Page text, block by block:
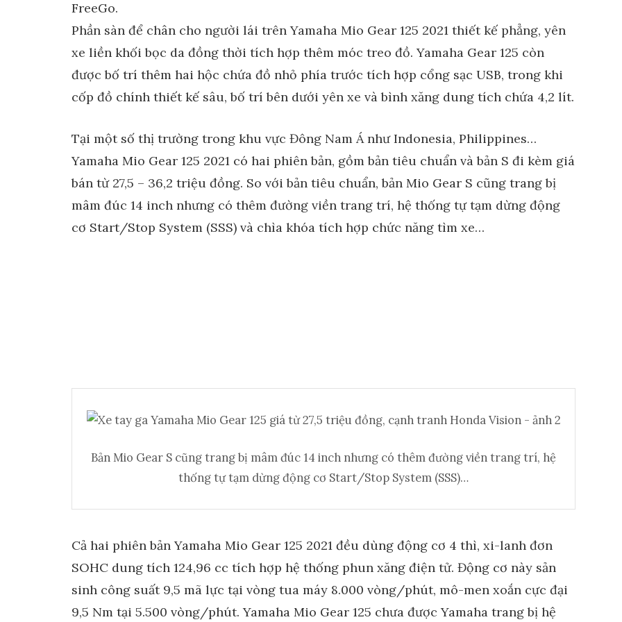
FreeGo.
Phần sàn để chân cho người lái trên Yamaha Mio Gear 125 2021 thiết kế phẳng, yên
xe liền khối bọc da đồng thời tích hợp thêm móc treo đồ. Yamaha Gear 125 còn
được bố trí thêm hai hộc chứa đồ nhỏ phía trước tích hợp cổng sạc USB, trong khi
cốp đồ chính thiết kế sâu, bố trí bên dưới yên xe và bình xăng dung tích chứa 4,2 lít.
Tại một số thị trường trong khu vực Đông Nam Á như Indonesia, Philippines…
Yamaha Mio Gear 125 2021 có hai phiên bản, gồm bản tiêu chuẩn và bản S đi kèm giá
bán từ 27,5 – 36,2 triệu đồng. So với bản tiêu chuẩn, bản Mio Gear S cũng trang bị
mâm đúc 14 inch nhưng có thêm đường viền trang trí, hệ thống tự tạm dừng động
cơ Start/Stop System (SSS) và chìa khóa tích hợp chức năng tìm xe…
Bản Mio Gear S cũng trang bị mâm đúc 14 inch nhưng có thêm đường viền trang trí, hệ
thống tự tạm dừng động cơ Start/Stop System (SSS)…
Cả hai phiên bản Yamaha Mio Gear 125 2021 đều dùng động cơ 4 thì, xi-lanh đơn
SOHC dung tích 124,96 cc tích hợp hệ thống phun xăng điện tử. Động cơ này sản
sinh công suất 9,5 mã lực tại vòng tua máy 8.000 vòng/phút, mô-men xoắn cực đại
9,5 Nm tại 5.500 vòng/phút. Yamaha Mio Gear 125 chưa được Yamaha trang bị hệ